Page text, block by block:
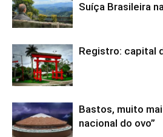
Suíça Brasileira
Registro: capital
Bastos, muito
nacional do ovo”